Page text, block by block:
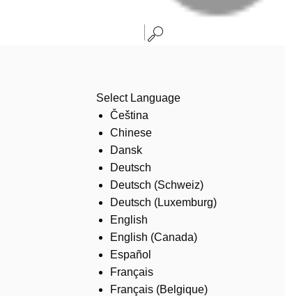
Select Language
Čeština
Chinese
Dansk
Deutsch
Deutsch (Schweiz)
Deutsch (Luxemburg)
English
English (Canada)
Español
Français
Français (Belgique)